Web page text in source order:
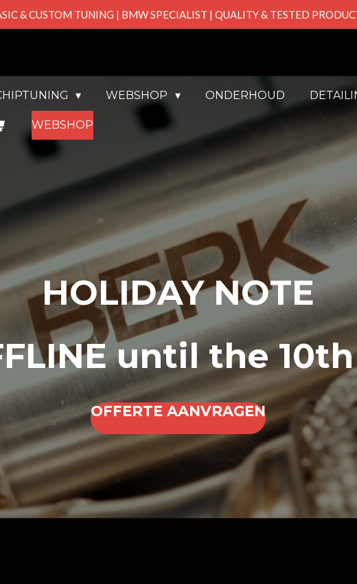
& CUSTOM TUNING | BMW SPECIALIST | QUALITY & TESTED
WEBSHOP ONDERHOUD
WEBSHOP
HOLIDAY NOTE
until the
OFFERTE AANVRAGEN